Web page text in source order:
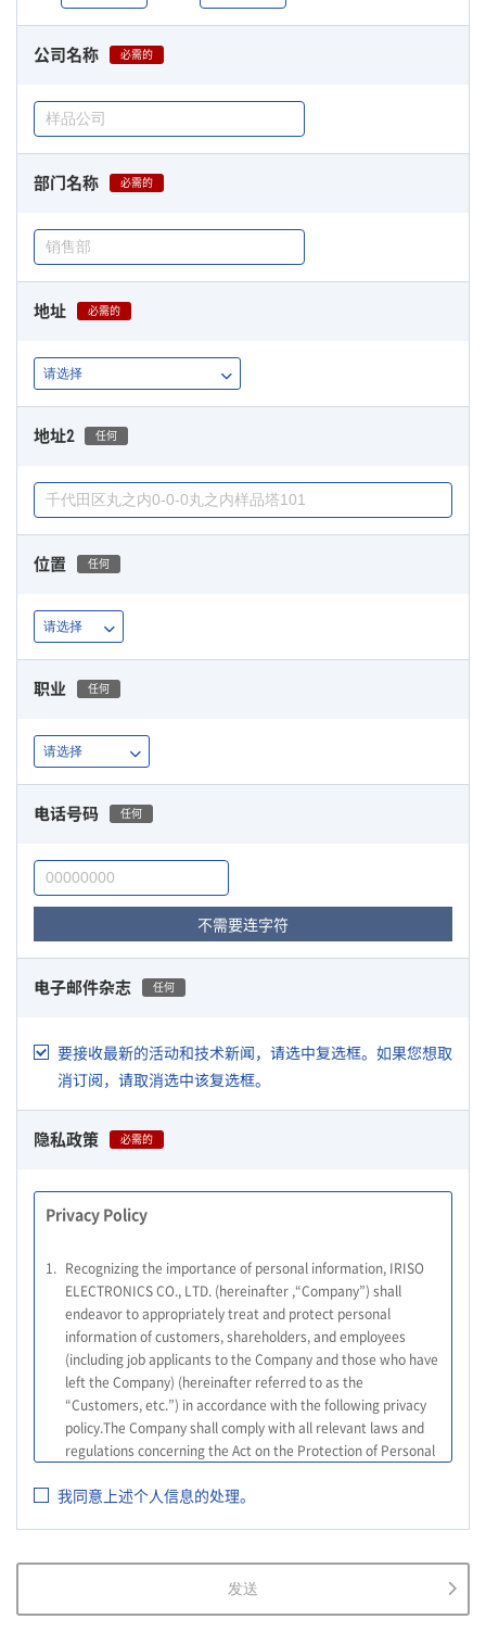
公司名称 必需的
部门名称 必需的
地址 必需的
地址2 任何
位置 任何
职业 任何
电话号码 任何
不需要连字符
电子邮件杂志 任何
要接收最新的活动和技术新闻，请选中复选框。如果您想取
消订阅，请取消选中该复选框。
隐私政策 必需的
Privacy Policy
1. Recognizing the importance of personal information, IRISO
ELECTRONICS CO., LTD. (hereinafter ,“Company”) shall
endeavor to appropriately treat and protect personal
information of customers, shareholders, and employees
(including job applicants to the Company and those who have
left the Company) (hereinafter referred to as the
“Customers, etc.”) in accordance with the following privacy
policy.The Company shall comply with all relevant laws and
regulations concerning the Act on the Protection of Personal
as the Guidelines on the Law on the Protection of Personal
personal information.
The Company shall properly acquire the personal information
of the Customers, etc., notify or publicize the purposes of use
我同意上述个人信息的处理。
发送